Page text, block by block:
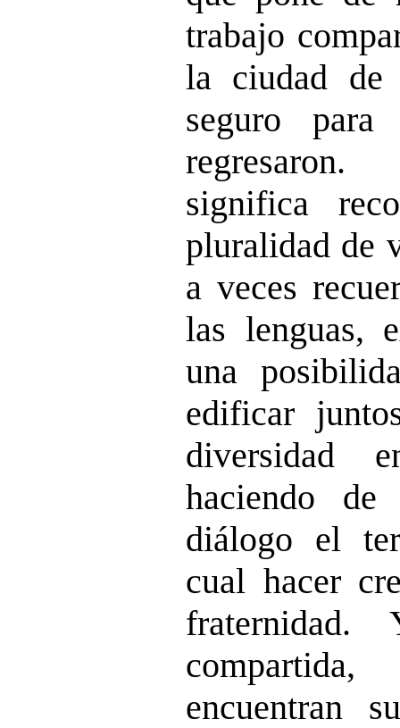
trabajo
la ciudad de
seguro
significa
pluralidad de
a veces
las lenguas,
una
edificar
diversidad
haciendo
diálogo el
cual hacer
encuentran